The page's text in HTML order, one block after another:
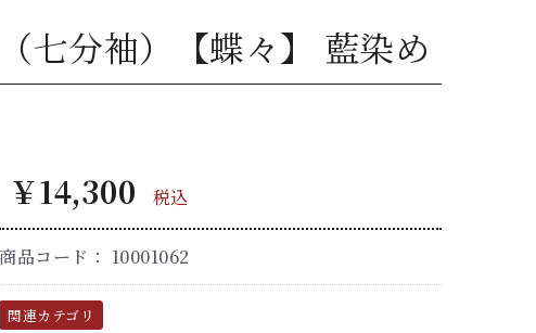
七分袖）【蝶々】 藍染め
￥14,300 税込
商品コード： 10001062
関連カテゴリ